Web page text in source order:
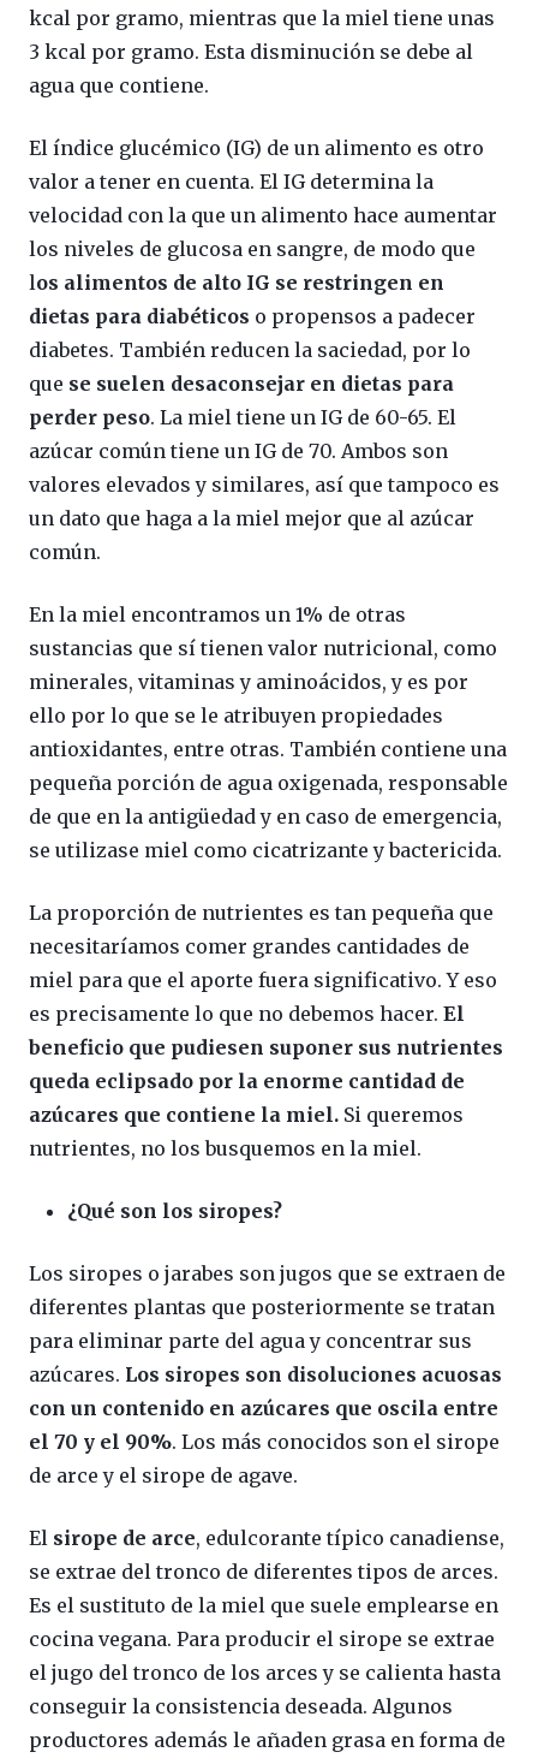
kcal por gramo, mientras que la miel tiene unas
3 kcal por gramo. Esta disminución se debe al
agua que contiene.
El índice glucémico (IG) de un alimento es otro
valor a tener en cuenta. El IG determina la
velocidad con la que un alimento hace aumentar
los niveles de glucosa en sangre, de modo que
los alimentos de alto IG se restringen en
dietas para diabéticos o propensos a padecer
diabetes. También reducen la saciedad, por lo
que se suelen desaconsejar en dietas para
perder peso. La miel tiene un IG de 60-65. El
azúcar común tiene un IG de 70. Ambos son
valores elevados y similares, así que tampoco es
un dato que haga a la miel mejor que al azúcar
común.
En la miel encontramos un 1% de otras
sustancias que sí tienen valor nutricional, como
minerales, vitaminas y aminoácidos, y es por
ello por lo que se le atribuyen propiedades
antioxidantes, entre otras. También contiene una
pequeña porción de agua oxigenada, responsable
de que en la antigüedad y en caso de emergencia,
se utilizase miel como cicatrizante y bactericida.
La proporción de nutrientes es tan pequeña que
necesitaríamos comer grandes cantidades de
miel para que el aporte fuera significativo. Y eso
es precisamente lo que no debemos hacer. El
beneficio que pudiesen suponer sus nutrientes
queda eclipsado por la enorme cantidad de
azúcares que contiene la miel. Si queremos
nutrientes, no los busquemos en la miel.
¿Qué son los siropes?
Los siropes o jarabes son jugos que se extraen de
diferentes plantas que posteriormente se tratan
para eliminar parte del agua y concentrar sus
azúcares. Los siropes son disoluciones acuosas
con un contenido en azúcares que oscila entre
el 70 y el 90%. Los más conocidos son el sirope
de arce y el sirope de agave.
El sirope de arce, edulcorante típico canadiense,
se extrae del tronco de diferentes tipos de arces.
Es el sustituto de la miel que suele emplearse en
cocina vegana. Para producir el sirope se extrae
el jugo del tronco de los arces y se calienta hasta
conseguir la consistencia deseada. Algunos
productores además le añaden grasa en forma de